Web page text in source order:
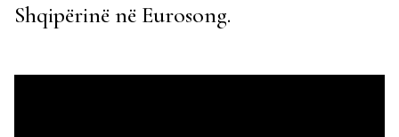
Shqipërinë në Eurosong.